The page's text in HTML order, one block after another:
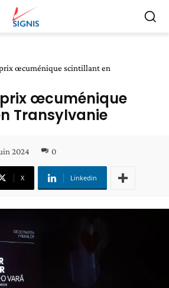
œcuménique scintillant en
œcuménique
Transylvanie
2024 0
X Linkedin